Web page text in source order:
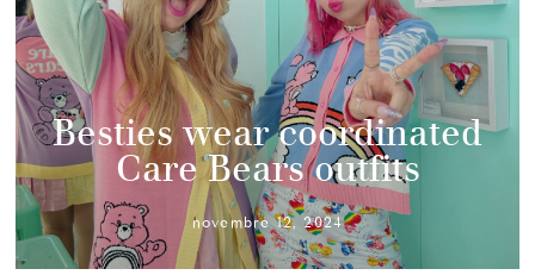
Besties wear coordinated
Care Bears outfits
novembre 12, 2024